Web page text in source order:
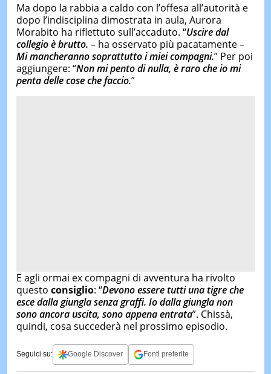
Ma dopo la rabbia a caldo con l’offesa all’autorità e
dopo l’indisciplina dimostrata in aula, Aurora
Morabito ha riflettuto sull’accaduto. “Uscire dal
collegio è brutto. – ha osservato più pacatamente –
Mi mancheranno soprattutto i miei compagni.” Per poi
aggiungere: “Non mi pento di nulla, è raro che io mi
penta delle cose che faccio.”
E agli ormai ex compagni di avventura ha rivolto
questo consiglio: “Devono essere tutti una tigre che
esce dalla giungla senza graffi. Io dalla giungla non
sono ancora uscita, sono appena entrata”. Chissà,
quindi, cosa succederà nel prossimo episodio.
Seguici su: Google Discover Fonti preferite